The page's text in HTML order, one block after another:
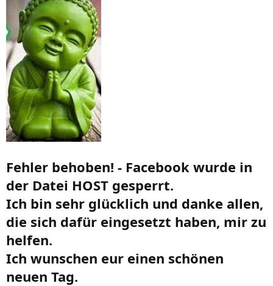
Fehler behoben! - Facebook wurde in
der Datei HOST gesperrt.
Ich bin sehr glücklich und danke allen,
die sich dafür eingesetzt haben, mir zu
helfen.
Ich wunschen eur einen schönen
neuen Tag.